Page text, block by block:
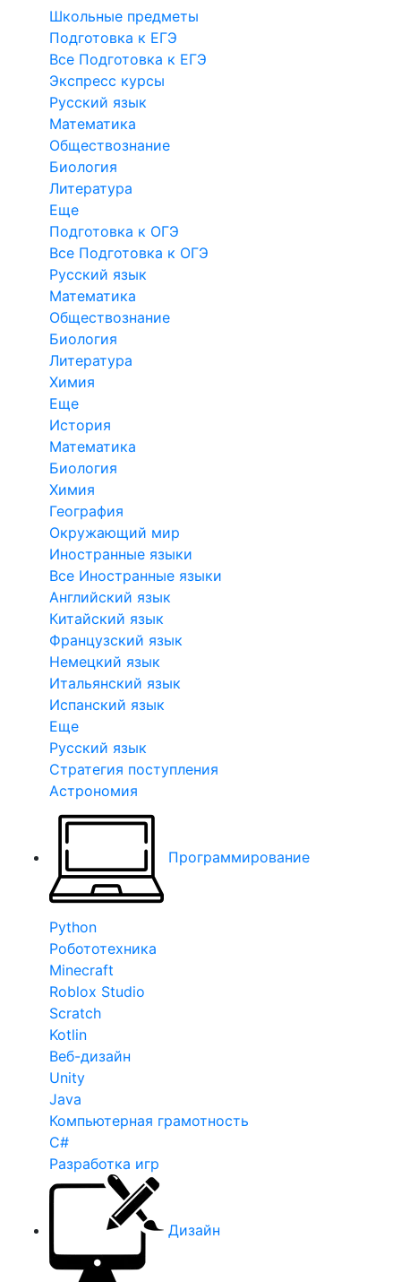
Школьные предметы
Подготовка к ЕГЭ
Все Подготовка к ЕГЭ
Экспресс курсы
Русский язык
Математика
Обществознание
Биология
Литература
Еще
Подготовка к ОГЭ
Все Подготовка к ОГЭ
Русский язык
Математика
Обществознание
Биология
Литература
Химия
Еще
История
Математика
Биология
Химия
География
Окружающий мир
Иностранные языки
Все Иностранные языки
Английский язык
Китайский язык
Французский язык
Немецкий язык
Итальянский язык
Испанский язык
Еще
Русский язык
Стратегия поступления
Астрономия
Программирование
Python
Робототехника
Minecraft
Roblox Studio
Scratch
Kotlin
Веб-дизайн
Unity
Java
Компьютерная грамотность
C#
Разработка игр
Дизайн